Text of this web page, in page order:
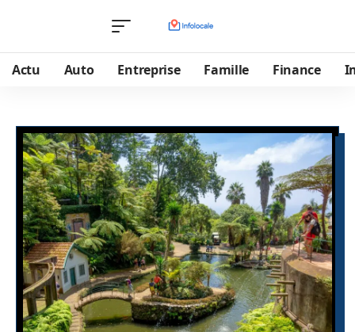
Actu Auto Entreprise Famille Finance